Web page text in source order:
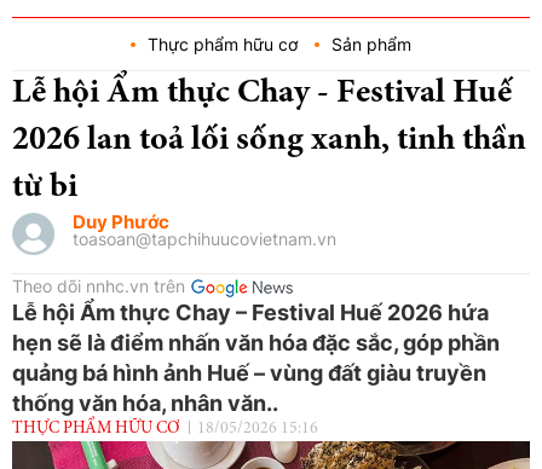
Thực phẩm hữu cơ Sản phẩm
Lễ hội Ẩm thực Chay - Festival Huế
2026 lan toả lối sống xanh, tinh thần
từ bi
Duy Phước
toasoan@tapchihuucovietnam.vn
Theo dõi nnhc.vn trên
Lễ hội Ẩm thực Chay – Festival Huế 2026 hứa
hẹn sẽ là điểm nhấn văn hóa đặc sắc, góp phần
quảng bá hình ảnh Huế – vùng đất giàu truyền
thống văn hóa, nhân văn..
THỰC PHẨM HỮU CƠ 18/05/2026 15:16